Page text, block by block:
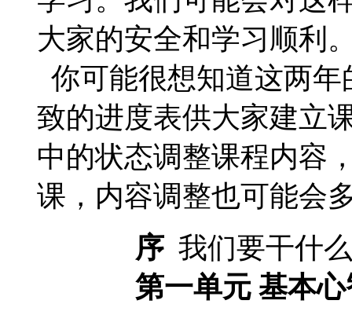
大家的安全和学习顺利
你可能很想知道这两
致的进度表供大家建立
中的状态调整课程内容
课，内容调整也可能会
序 我们要干什
第一单元 基本